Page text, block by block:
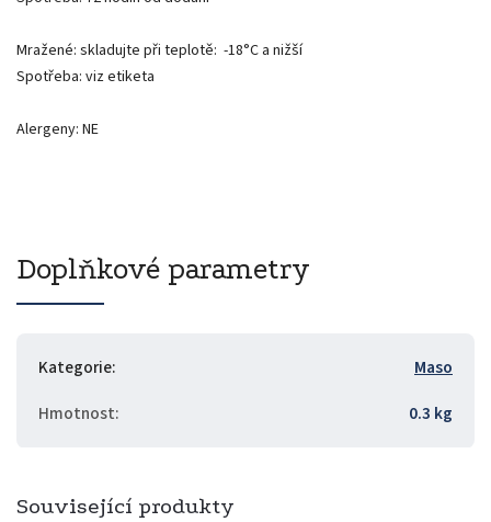
Mražené: skladujte při teplotě: -18°C a nižší
Spotřeba: viz etiketa
Alergeny: NE
Doplňkové parametry
Kategorie:
Maso
Hmotnost: 0.3 kg
Související produkty